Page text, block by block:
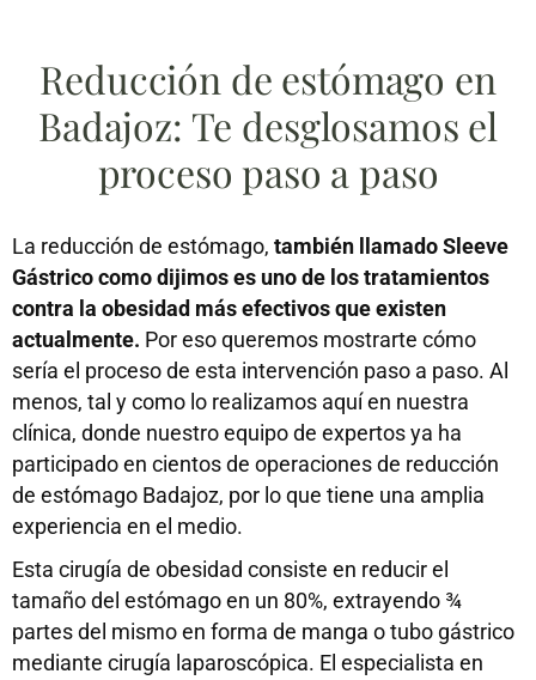
Reducción de estómago en
Badajoz: Te desglosamos el
proceso paso a paso
La reducción de estómago, también llamado Sleeve
Gástrico como dijimos es uno de los tratamientos
contra la obesidad más efectivos que existen
actualmente. Por eso queremos mostrarte cómo
sería el proceso de esta intervención paso a paso. Al
menos, tal y como lo realizamos aquí en nuestra
clínica, donde nuestro equipo de expertos ya ha
participado en cientos de operaciones de reducción
de estómago Badajoz, por lo que tiene una amplia
experiencia en el medio.
Esta cirugía de obesidad consiste en reducir el
tamaño del estómago en un 80%, extrayendo ¾
partes del mismo en forma de manga o tubo gástrico
mediante cirugía laparoscópica. El especialista en